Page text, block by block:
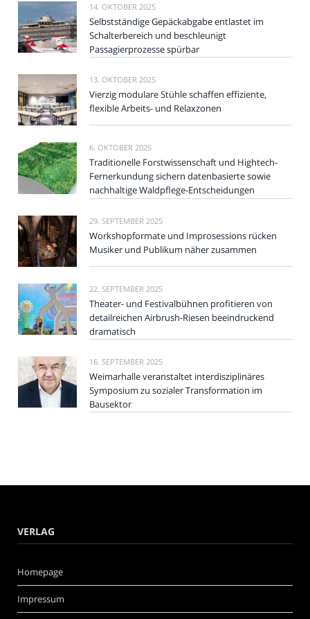
14. OKTOBER 2025
Selbstständige Gepäckabgabe entlastet im
Schalterbereich und beschleunigt
Passagierprozesse spürbar
13. OKTOBER 2025
Vierzig modulare Stühle schaffen effiziente,
flexible Arbeits- und Relaxzonen
6. OKTOBER 2025
Traditionelle Forstwissenschaft und Hightech-
Fernerkundung sichern datenbasierte sowie
nachhaltige Waldpflege-Entscheidungen
29. SEPTEMBER 2025
Workshopformate und Improsessions rücken
Musiker und Publikum näher zusammen
22. SEPTEMBER 2025
Theater- und Festivalbühnen profitieren von
detailreichen Airbrush-Riesen beeindruckend
dramatisch
16. SEPTEMBER 2025
Weimarhalle veranstaltet interdisziplinäres
Symposium zu sozialer Transformation im
Bausektor
VERLAG
Homepage
Impressum